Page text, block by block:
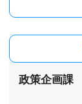
政策企画課